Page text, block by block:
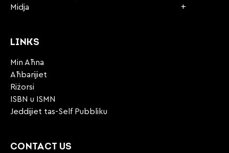
Midja
LINKS
Min Aħna
Aħbarijiet
Riżorsi
ISBN u ISMN
Jeddijiet tas-Self Pubbliku
CONTACT US